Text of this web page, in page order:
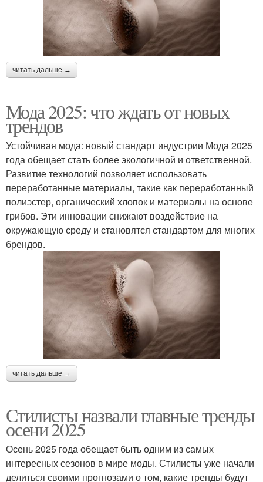
читать дальше →
Мода 2025: что ждать от новых
трендов
Устойчивая мода: новый стандарт индустрии Мода 2025
года обещает стать более экологичной и ответственной.
Развитие технологий позволяет использовать
переработанные материалы, такие как переработанный
полиэстер, органический хлопок и материалы на основе
грибов. Эти инновации снижают воздействие на
окружающую среду и становятся стандартом для многих
брендов.
читать дальше →
Стилисты назвали главные тренды
осени 2025
Осень 2025 года обещает быть одним из самых
интересных сезонов в мире моды. Стилисты уже начали
делиться своими прогнозами о том, какие тренды будут